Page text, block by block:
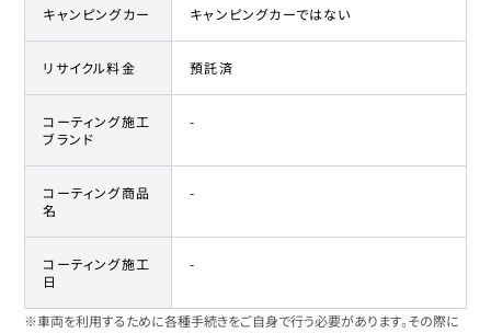
キャンピングカー キャンピングカーではない
リサイクル料金 預託済
コーティング施工
ブランド
-
コーティング商品
名
-
コーティング施工
日
-
※車両を利用するために各種手続きをご自身で行う必要があります。その際に